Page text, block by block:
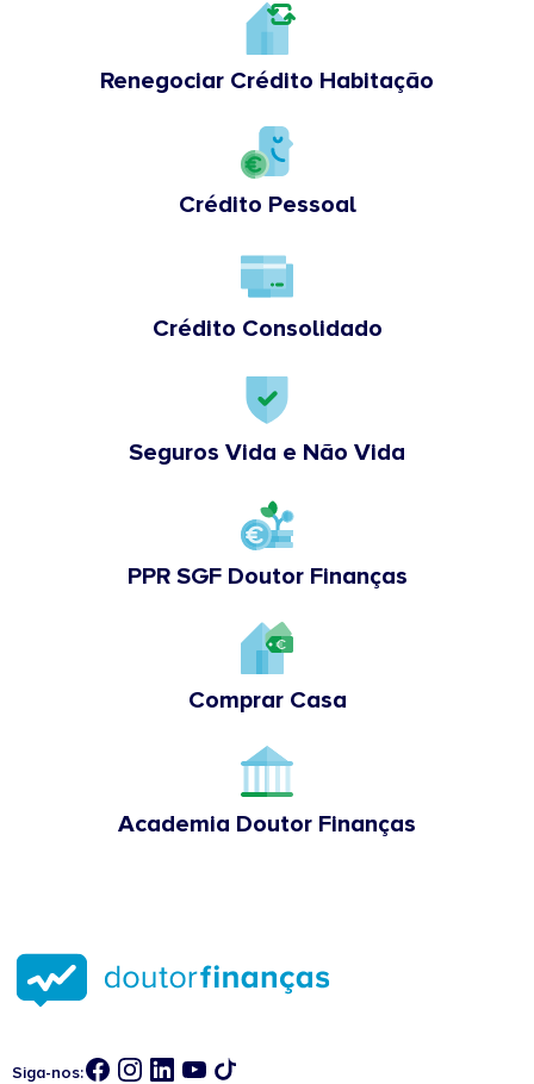
Renegociar Crédito Habitação
Crédito Pessoal
Crédito Consolidado
Seguros Vida e Não Vida
PPR SGF Doutor Finanças
Comprar Casa
Academia Doutor Finanças
Siga-nos: